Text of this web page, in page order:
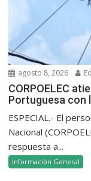
agosto 8, 2026
CORPOELEC
Portuguesa con
ESPECIAL.- El
Nacional
respuesta a...
Información General